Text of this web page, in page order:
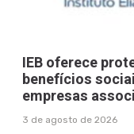
IEB oferece
benefícios
empresas
3 de agosto de 2026